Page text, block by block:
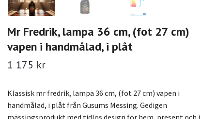
Mr Fredrik, lampa 36 cm, (fot 27 cm)
vapen i handmålad, i plåt
1 175 kr
Klassisk mr fredrik, lampa 36 cm, (fot 27 cm) vapen i
handmålad, i plåt från Gusums Messing. Gedigen
mässingsprodukt med tidlös design för hem, present och i.